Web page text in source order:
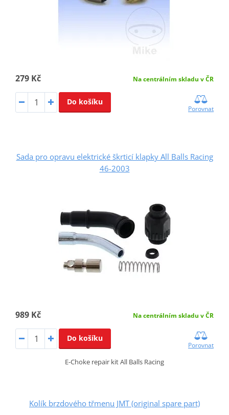
279 Kč Na centrálním skladu v ČR
Do košíku
Porovnat
Sada pro opravu elektrické škrticí klapky All Balls Racing
46-2003
989 Kč Na centrálním skladu v ČR
Do košíku
Porovnat
E-Choke repair kit All Balls Racing
Kolík brzdového třmenu JMT (original spare part)